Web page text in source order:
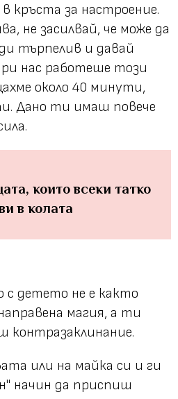
кръста за настроение.
не засилвай, че може да
търпелив и давай
нас работеше този
около 40 минути,
Дано ти имаш повече
които всеки татко
в колата
с детето не е както
магия, а ти
контразаклинание.
или на майка си и ги
начин да приспиш